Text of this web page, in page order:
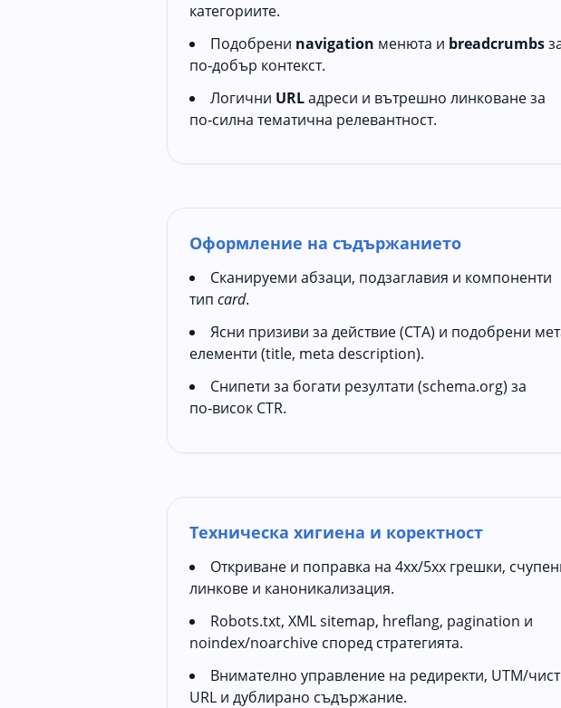
категориите.
Подобрени navigation менюта и breadcrumbs
по‑добър контекст.
Логични URLадреси и вътрешно линковане за
по‑силна тематична релевантност.
Оформление на съдържанието
Сканируеми абзаци, подзаглавия и компоненти
тип card.
Ясни призиви за действие (CTA) и подобрени
елементи (title, meta description).
Снипети за богати резултати (schema.org) за
по‑висок CTR.
Техническа хигиена и коректност
Откриване и поправка на 4xx/5xx грешки,
линкове и каноникализация.
Robots.txt, XML sitemap, hreflang, pagination и
noindex/noarchive според стратегията.
Внимателно управление на редиректи, UTM/
URL и дублирано съдържание.